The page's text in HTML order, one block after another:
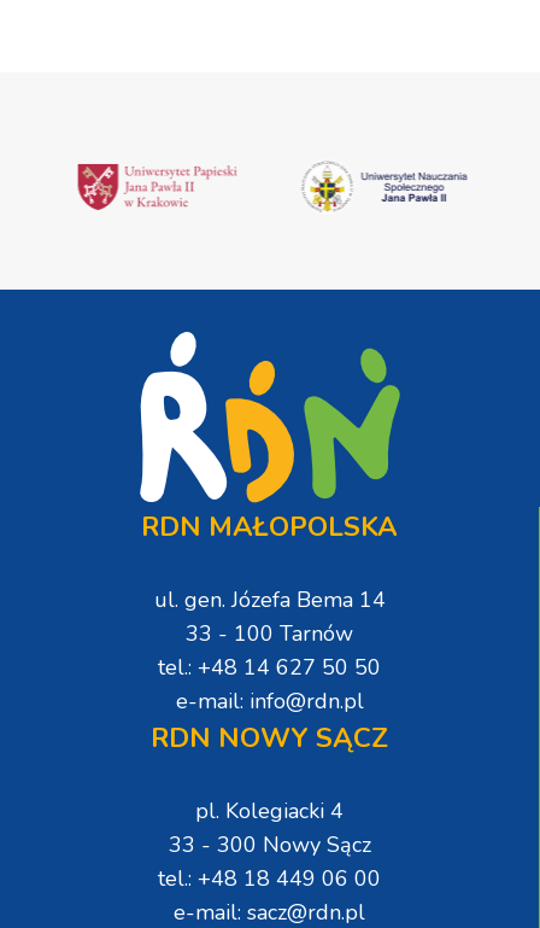
RDN MAŁOPOLSKA
ul. gen. Józefa Bema 14
33 - 100 Tarnów
tel.: +48 14 627 50 50
e-mail: info@rdn.pl
RDN NOWY SĄCZ
pl. Kolegiacki 4
33 - 300 Nowy Sącz
tel.: +48 18 449 06 00
e-mail: sacz@rdn.pl